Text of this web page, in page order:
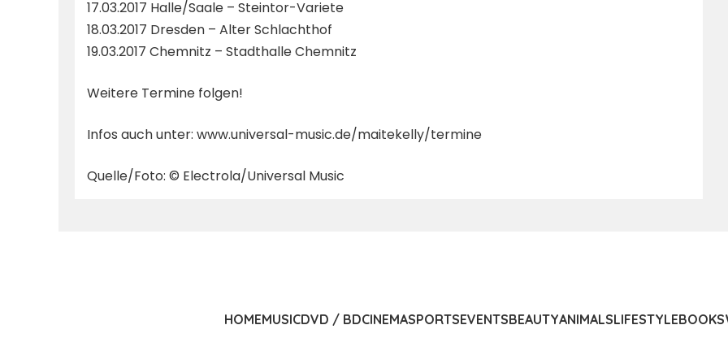
17.03.2017 Halle/Saale – Steintor-Variete
18.03.2017 Dresden – Alter Schlachthof
19.03.2017 Chemnitz – Stadthalle Chemnitz
Weitere Termine folgen!
Infos auch unter: www.universal-music.de/maitekelly/termine
Quelle/Foto: © Electrola/Universal Music
HOMEMUSICDVD / BDCINEMASPORTSEVENTSBEAUTYANIMALSLIFESTYLEBOOKS